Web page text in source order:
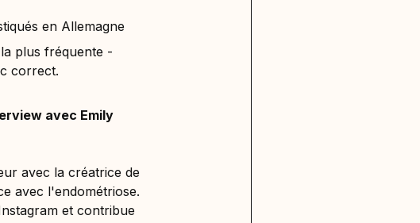
en Allemagne
plus fréquente -
correct.
avec Emily
avec la créatrice de
avec l'endométriose.
et contribue